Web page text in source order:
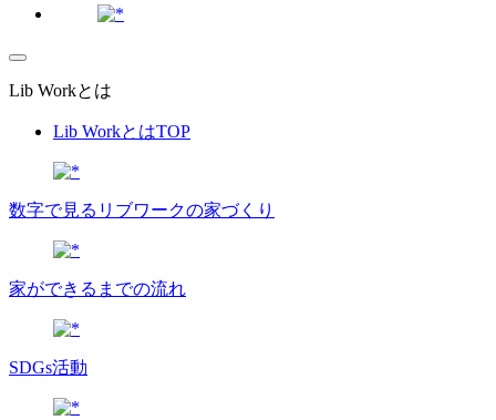
Lib Workとは
Lib WorkとはTOP
数字で⾒るリブワークの家づくり
家ができるまでの流れ
SDGs活動